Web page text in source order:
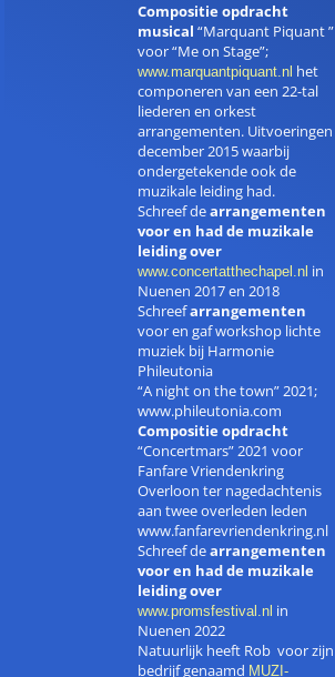
Compositie opdracht
musical “Marquant Piquant ”
voor “Me on Stage”;
www.marquantpiquant.nl het
componeren van een 22-tal
liederen en orkest
arrangementen. Uitvoeringen
december 2015 waarbij
ondergetekende ook de
muzikale leiding had.
Schreef dearrangementen
voor en had de muzikale
leiding over
www.concertatthechapel.nl in
Nuenen 2017 en 2018
Schreefarrangementen
voor en gaf workshop lichte
muziek bij Harmonie
Phileutonia
“A night on the town” 2021;
www.phileutonia.com
Compositie opdracht
“Concertmars” 2021 voor
Fanfare Vriendenkring
Overloon ter nagedachtenis
aan twee overleden leden
www.fanfarevriendenkring.nl
Schreef dearrangementen
voor en had de muzikale
leiding over
www.promsfestival.nl in
Nuenen 2022
Natuurlijk heeft Rob voor zijn
bedrijf genaamd MUZI-